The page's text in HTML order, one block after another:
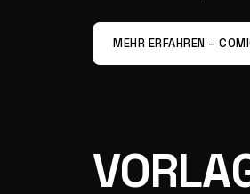
MEHR ERFAHREN –